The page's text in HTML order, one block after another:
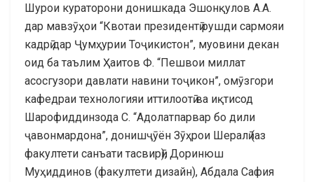
Шурои кураторони донишкада Эшонқулов А.А.
дар мавзӯҳои “Квотаи президентӣ рушди сармояи
кадрӣ дар Ҷумҳурии Тоҷикистон”, муовини декан
оид ба таълим Ҳаитов Ф. “Пешвои миллат
асосгузори давлати навини тоҷикон”, омӯзгори
кафедраи технологияи иттилоотӣ ва иқтисод
Шарофиддинзода С. “Адолатпарвар бо дили
ҷавонмардона”, донишҷӯён Зӯҳрои Шералӣ (аз
факултети санъати тасвирӣ), Доринюш
Муҳиддинов (факултети дизайн), Абдала Сафия